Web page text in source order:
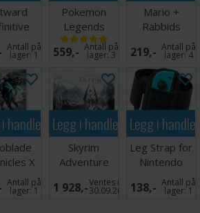
Switch
Antall på
lager:1
Pokemon
Legends
Arceus Switch
559,- Antall på
lager:3
Mario +
Rabbids
Sparks of
Hope Switch
219,- Antall på
lager:4
handlekurven
X
Switch
Antall på
lager:1
Legg i handlekurven
Skyrim
Adventure
Game
Brettspill
1 928,-Ventes inn
30.09.2026
Legg i
Leg Strap for
Nintendo
Switch
138,- Antall på
lager:1